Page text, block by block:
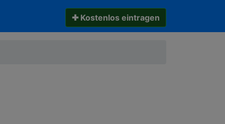
✚ Kostenlos eintragen